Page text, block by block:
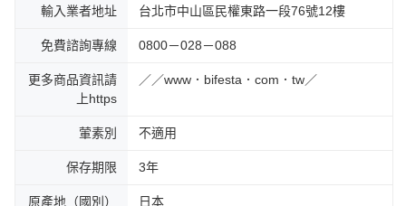
輸入業者地址 台北市中山區民權東路一段76號12樓
免費諮詢專線 0800－028－088
更多商品資訊請
上https
／／www．bifesta．com．tw／
葷素別 不適用
保存期限 3年
原產地（國別） 日本